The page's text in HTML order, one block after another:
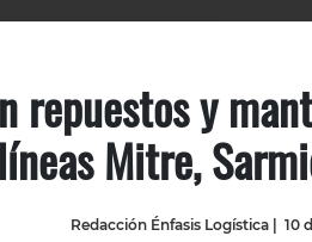
Almacenes e inventarios
Cadena de Suministro del Agro
Logística y distribución
Management
repuestos y
líneas Mitre,
Redacción Énfasis Logística 10